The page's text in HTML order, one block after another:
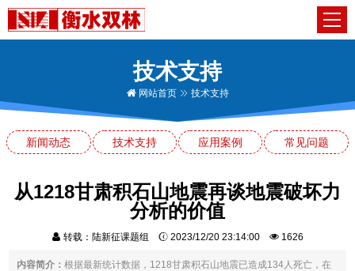
技术支持
网站首页 技术支持
新闻动态 技术支持 应用案例 常见问题
从1218甘肃积石山地震再谈地震破坏力
分析的价值
转载：陆新征课题组 2023/12/20 23:14:00 1626
内容简介：根据最新统计数据，1218甘肃积石山地震已造成134人死亡，在